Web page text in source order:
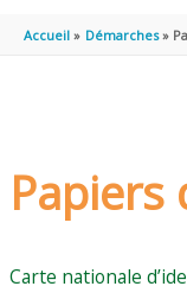
Accueil Démarches
Papiers
Carte nationale